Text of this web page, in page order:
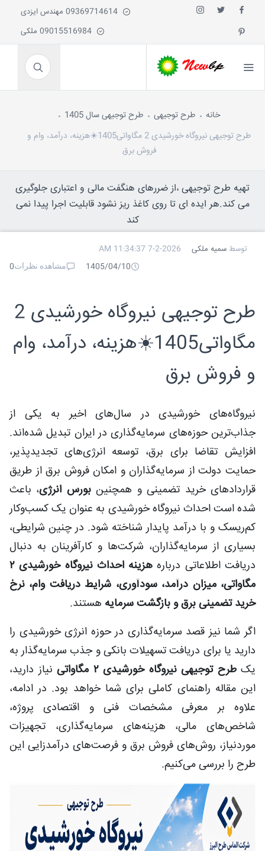
خانه طرح توجیهی
طرح توجیهی سال 1405
طرح توجیهی نیروگاه خورشیدی 2 مگاواتی1405☀️هزینه، درآمد، وام و
فروش برق
تهیه طرح توجیهی ،از ضررهای هنگفت مالی و اعتباری جلوگیری
می کند.هر ایده ای تا روی کاغذ ریز نشود قابلیت اجرا پیدا نمی
کند
توسط سمیه ملکی
7-2-2026 11:34:37 AM
1405/04/10
مشاهده نظرات0
طرح توجیهی نیروگاه خورشیدی 2
مگاواتی1405☀️هزینه، درآمد، وام
و فروش برق
نیروگاه‌های خورشیدی در سال‌های اخیر به یکی از
جذاب‌ترین حوزه‌های سرمایه‌گذاری در ایران تبدیل شده‌اند.
افزایش تقاضا برای برق، توسعه انرژی‌های تجدیدپذیر،
حمایت دولت از سرمایه‌گذاران و امکان فروش برق از طریق
قراردادهای خرید تضمینی و همچنینبورس انرژی، باعث
شده است احداث نیروگاه خورشیدی به عنوان یک کسب‌وکار
کم‌ریسک و با درآمد پایدار شناخته شود. در چنین شرایطی،
بسیاری از سرمایه‌گذاران، شرکت‌ها و کارآفرینان به دنبال
دریافت اطلاعاتی درباره
هزینه احداث نیروگاه خورشیدی ۲
مگاواتی، میزان درآمد، سودآوری، شرایط دریافت وام، نرخ
خرید تضمینی برق و بازگشت سرمایه هستند.
اگر شما نیز قصد سرمایه‌گذاری در حوزه انرژی خورشیدی را
دارید یا برای دریافت تسهیلات بانکی و جذب سرمایه‌گذار به
یکطرح توجیهی نیروگاه خورشیدی ۲ مگاواتی
نیاز دارید،
این مقاله راهنمای کاملی برای شما خواهد بود. در ادامه،
علاوه بر معرفی مشخصات فنی و اقتصادی پروژه،
شاخص‌های مالی، هزینه‌های سرمایه‌گذاری، تجهیزات
موردنیاز، روش‌های فروش برق و فرصت‌های درآمدزایی این
طرح را بررسی می‌کنیم.